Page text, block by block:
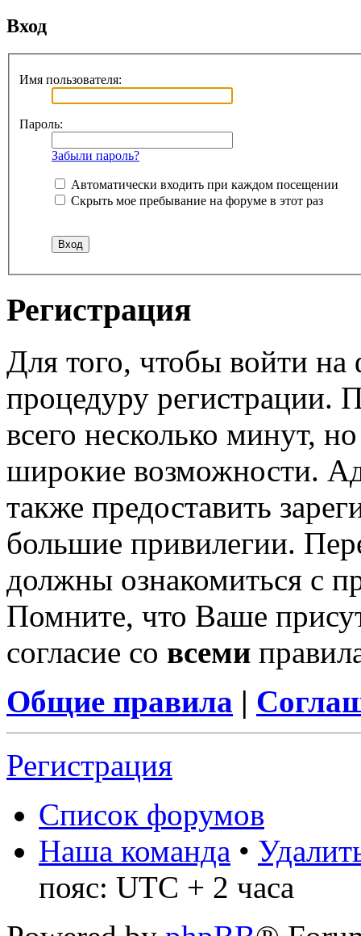
Вход
Имя пользователя:
Пароль:
Забыли пароль?
Автоматически входить при каждом посещении
Скрыть мое пребывание на форуме в этот раз
Регистрация
Для того, чтобы войти
процедуру регистрации.
всего несколько минут,
широкие возможности.
также предоставить
большие привилегии.
должны ознакомиться с
Помните, что Ваше
согласие со всеми
Общие правила |
Регистрация
Список форумов
Наша команда •
пояс: UTC + 2 часа